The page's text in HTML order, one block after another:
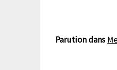
Parution dans